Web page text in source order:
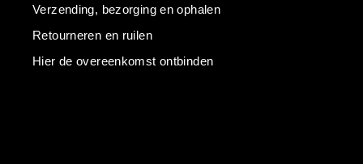
Verzending, bezorging en ophalen
Retourneren en ruilen
Hier de overeenkomst ontbinden